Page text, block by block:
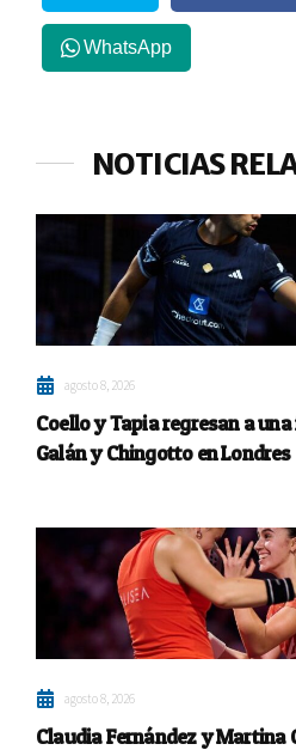
WhatsApp
NOTICIAS
agosto 8, 2026
Coello y Tapia regresan a
Galán y Chingotto en Londres
agosto 8, 2026
Claudia Fernández y Martina